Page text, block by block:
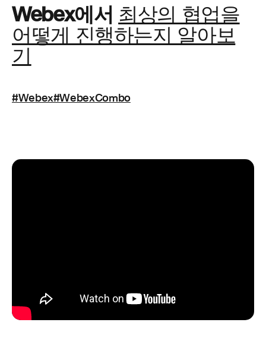
Webex에서 최상의 협업을
어떻게 진행하는지 알아보
기
#Webex#WebexCombo